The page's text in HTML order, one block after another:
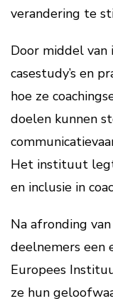
verandering te
Door middel van
casestudy’s en
hoe ze
doelen kunnen
Het instituut
en inclusie in
Na afronding
deelnemers een
Europees
ze hun